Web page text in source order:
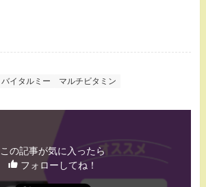
バイタルミー マルチビタミン
この記事が気に入ったら
フォローしてね！